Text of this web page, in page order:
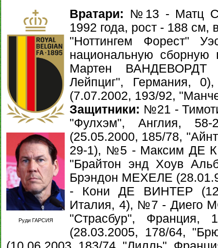
Руди ГАРСИЯ
Вратари: №13 - Матц
1992 года, рост - 188 см,
"Ноттингем Форест"
национальную
Мартен ВАНДЕВОРДТ
Лейпциг",
(7.07.2002, 193/92,
Защитники: №21 -
"Фулхэм", Англия,
(25.05.2000, 185/78,
29-1), №5 - Максим ДЕ
"Брайтон энд Хоув
Брэндон МЕХЕЛЕ
- Кони ДЕ ВИНТЕР
Италия, 4), №7 - Диего
"Страсбур",
(28.03.2005, 178/64,